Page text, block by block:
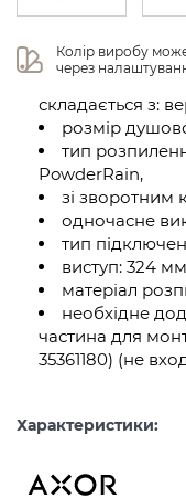
Колір виробу може
через
складається з:
розмір
тип
PowderRain,
зі зворотним
одночасне
тип
виступ: 324
матеріал
необхідне
частина для
35361180) (не
Характеристики: